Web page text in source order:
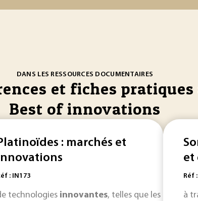
DANS LES RESSOURCES DOCUMENTAIRES
et fiches pratiques
Best of innovations
(S.), RONSENBERG (N.) - An overview
: marchés et
: IN173
technologies innovantes, telles que les piles à
et
Réf
à